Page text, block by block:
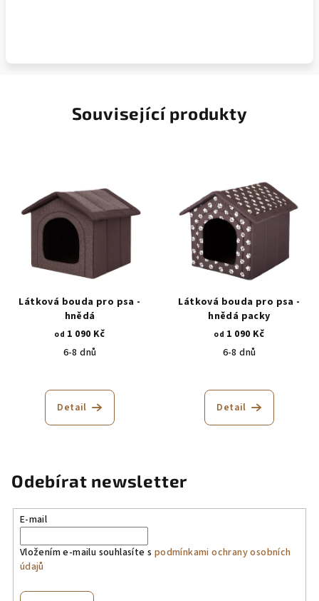
Související produkty
Látková bouda pro psa -
hnědá
od 1 090 Kč
6-8 dnů
hodnocení
produktu
hvězdiček.
Detail
Látková bouda pro psa -
hnědá packy
od 1 090 Kč
6-8 dnů
Detail
Odebírat newsletter
E-mail
Vložením e-mailu souhlasíte s podmínkami ochrany osobních
údajů